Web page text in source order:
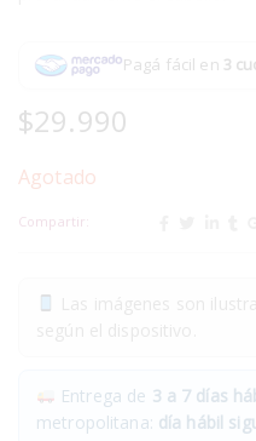
Pagá fácil en 3
$29.990
Agotado
Compartir:
Entrega de 3 a 7 días
metropolitana: día hábil